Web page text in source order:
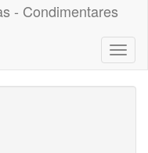
- Condimentares